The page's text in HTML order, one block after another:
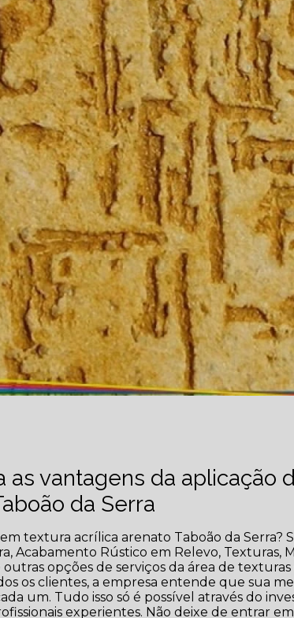
as vantagens da aplicação
da Serra
textura acrílica arenato Taboão da Serra?
Acabamento Rústico em Relevo, Texturas,
opções de serviços da área de
os clientes, a empresa entende que sua
um. Tudo isso só é possível através do
experientes. Não deixe de entrar